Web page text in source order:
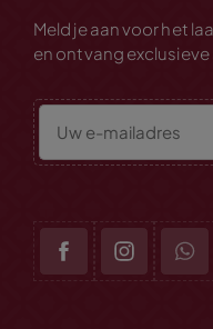
Meld je aan voor het
en ontvang